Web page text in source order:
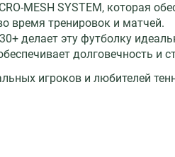
MESH SYSTEM, которая
время тренировок и матчей.
делает эту футболку
долговечность и
игроков и любителей